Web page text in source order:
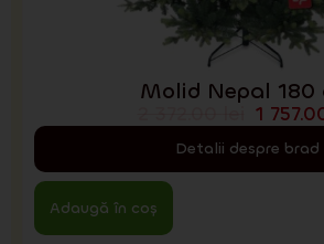
Molid Nepal 180
1
Detalii despre brad
Adaugă în coș